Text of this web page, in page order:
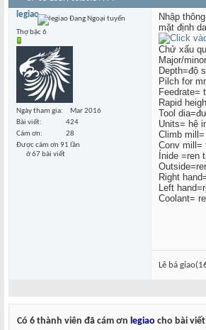
legiao
Thợ bậc 6
Ngày tham gia
Mar 2016
Bài viết
424
Cám ơn
28
Được cám ơn 91 lần
ở 67 bài viết
Nhập
mặt định
Chử xấu
Major/
Depth=độ
Pilch for
Feedrate=
Rapid
Tool
Units= hệ
Climb
Conv
Ínide =ren
Right
Left
Coolant=
Lê bá
Có 6 thành viên đã cám ơn legiao cho bài